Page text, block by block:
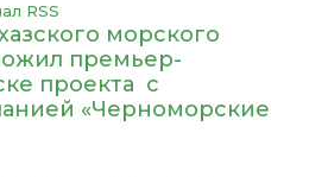
RSS
морского
премьер-
проекта с
«Черноморские